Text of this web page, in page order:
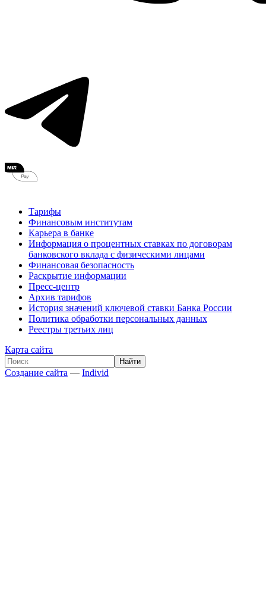
Тарифы
Финансовым институтам
Карьера в банке
Информация о процентных ставках по договорам
банковского вклада с физическими лицами
Финансовая безопасность
Раскрытие информации
Пресс-центр
Архив тарифов
История значений ключевой ставки Банка России
Политика обработки персональных данных
Реестры третьих лиц
Карта сайта
Создание сайта — Individ